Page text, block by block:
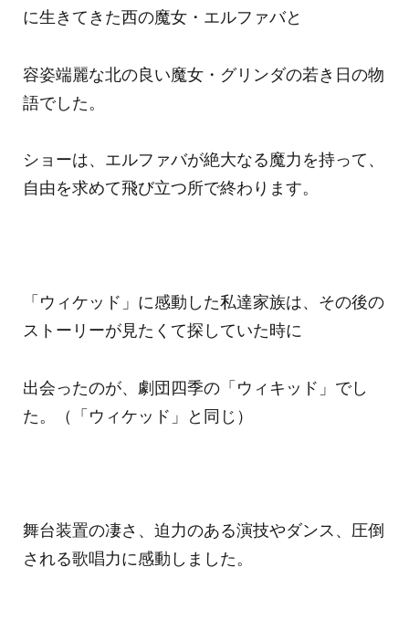
に生きてきた西の魔女・エルファバと
容姿端麗な北の良い魔女・グリンダの若き日の物
語でした。
ショーは、エルファバが絶大なる魔力を持って、
自由を求めて飛び立つ所で終わります。
「ウィケッド」に感動した私達家族は、その後の
ストーリーが見たくて探していた時に
出会ったのが、劇団四季の「ウィキッド」でし
た。（「ウィケッド」と同じ）
舞台装置の凄さ、迫力のある演技やダンス、圧倒
される歌唱力に感動しました。